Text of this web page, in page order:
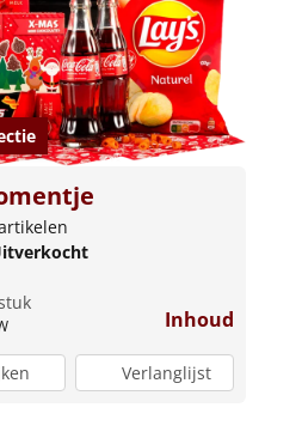
Inhoud
Verlanglijst